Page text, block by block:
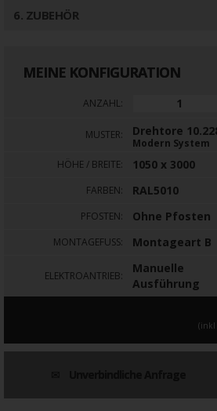
6. ZUBEHÖR
MEINE KONFIGURATION
ANZAHL:
MUSTER: Drehtore
Modern System
HÖHE / BREITE: 1050 x 3000
FARBEN: RAL5010
PFOSTEN: Ohne Pfosten
MONTAGEFUSS: Montageart B
ELEKTROANTRIEB:
Manuelle
Ausführung
(inkl